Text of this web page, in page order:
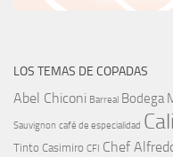
LOS TEMAS DE COPADAS
Abel Chiconi Barreal Bodega
Sauvignon café de especialidad
Tinto Casimiro CFI Chef